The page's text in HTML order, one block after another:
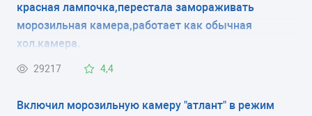
60x63x176 см
КОЛИЧЕСТВО КОМПРЕССОРОВ
2
РАЗМОРАЖИВАНИЕ МОРОЗИЛЬНОЙ КАМЕРЫ
красная лампочка,перестала замораживать
морозильная камера,работает как обычная
хол.камера.
29217 4,4
Включил морозильную камеру "атлант" в режим